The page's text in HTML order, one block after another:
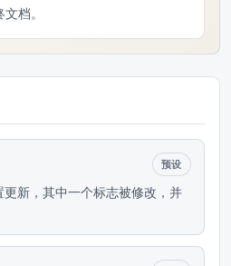
档。
预设
新，其中一个标志被修改，并